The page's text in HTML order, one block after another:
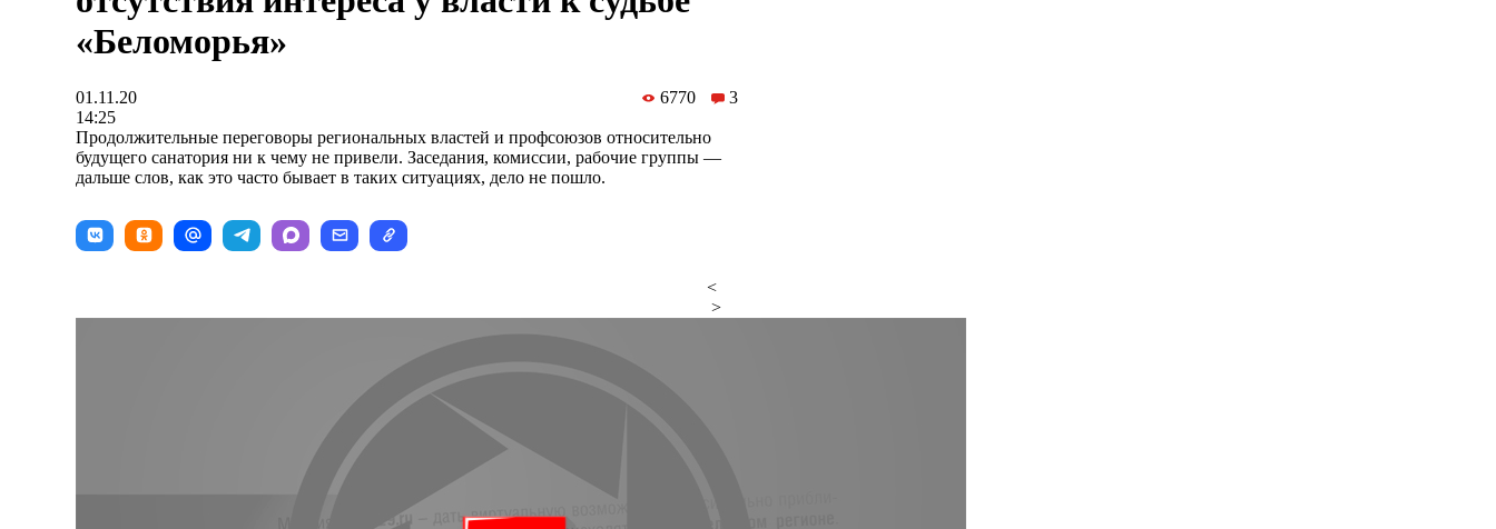
«Беломорья»
01.11.20
14:25
6770 3
Продолжительные переговоры региональных властей и профсоюзов относительно
будущего санатория ни к чему не привели. Заседания, комиссии, рабочие группы —
дальше слов, как это часто бывает в таких ситуациях, дело не пошло.
<
>